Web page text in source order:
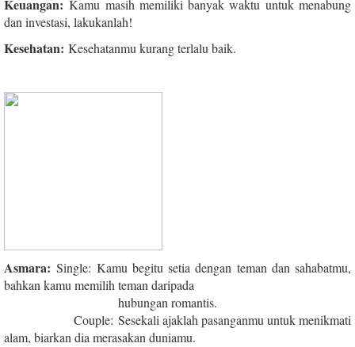
Keuangan: Kamu masih memiliki banyak waktu untuk menabung
dan investasi, lakukanlah!
Kesehatan: Kesehatanmu kurang terlalu baik.
Asmara: Single: Kamu begitu setia dengan teman dan sahabatmu,
bahkan kamu memilih teman daripada
hubungan romantis.
Couple: Sesekali ajaklah pasanganmu untuk menikmati
alam, biarkan dia merasakan duniamu.